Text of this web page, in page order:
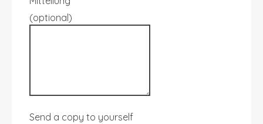
(optional)
Send a copy to yourself